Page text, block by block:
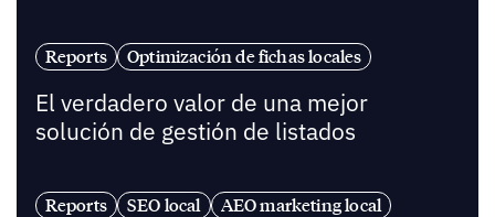
Reports Optimización de fichas locales
El verdadero valor de una mejor
solución de gestión de listados
Reports SEO local AEO marketing local